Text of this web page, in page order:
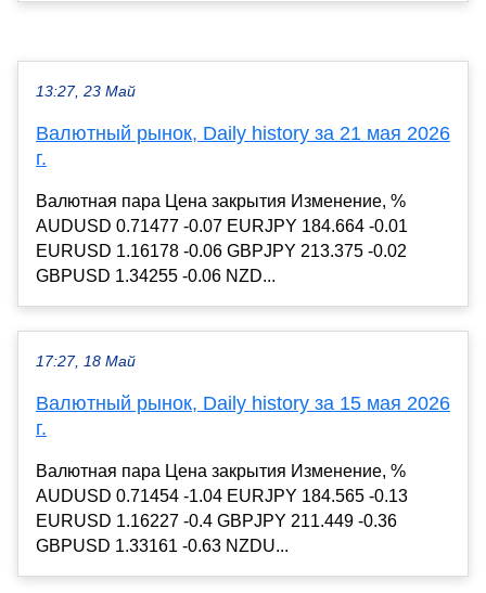
13:27, 23 Май
Валютный рынок, Daily history за 21 мая 2026
г.
Валютная пара Цена закрытия Изменение, %
AUDUSD 0.71477 -0.07 EURJPY 184.664 -0.01
EURUSD 1.16178 -0.06 GBPJPY 213.375 -0.02
GBPUSD 1.34255 -0.06 NZD...
17:27, 18 Май
Валютный рынок, Daily history за 15 мая 2026
г.
Валютная пара Цена закрытия Изменение, %
AUDUSD 0.71454 -1.04 EURJPY 184.565 -0.13
EURUSD 1.16227 -0.4 GBPJPY 211.449 -0.36
GBPUSD 1.33161 -0.63 NZDU...